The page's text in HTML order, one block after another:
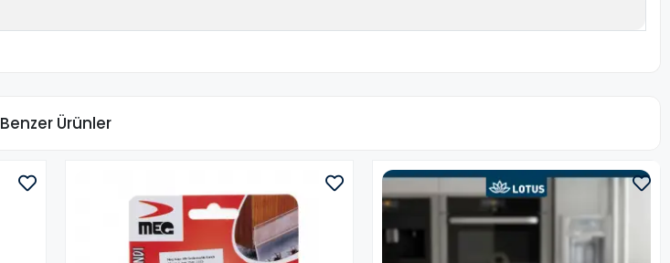
Benzer Ürünler